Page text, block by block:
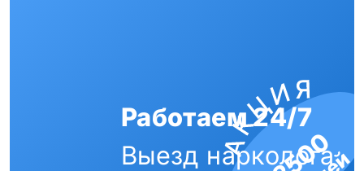
Работаем 24/7
Выезд нарколога